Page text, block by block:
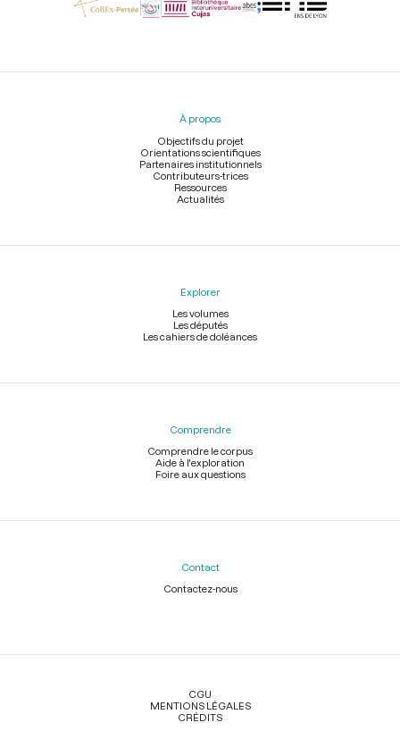
Menu
À propos
Objectifs du projet
Orientations scientifiques
Partenaires institutionnels
Contributeurs-trices
Ressources
Actualités
Explorer
Les volumes
Les députés
Les cahiers de doléances
Comprendre
Comprendre le corpus
Aide à l'exploration
Foire aux questions
Contact
Contactez-nous
Légal
CGU
MENTIONS LÉGALES
CRÉDITS